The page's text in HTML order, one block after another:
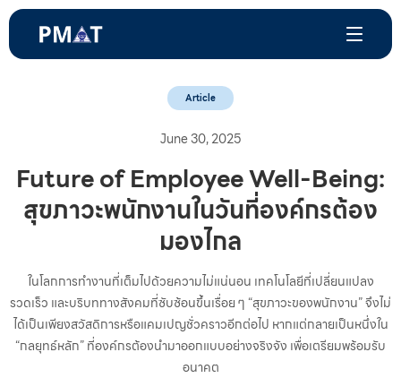
Article
June 30, 2025
Future of Employee Well-Being:
สุขภาวะพนักงานในวันที่องค์กรต้อง
มองไกล
ในโลกการทำงานที่เต็มไปด้วยความไม่แน่นอน เทคโนโลยีที่เปลี่ยนแปลง
รวดเร็ว และบริบททางสังคมที่ซับซ้อนขึ้นเรื่อย ๆ “สุขภาวะของพนักงาน” จึงไม่
ได้เป็นเพียงสวัสดิการหรือแคมเปญชั่วคราวอีกต่อไป หากแต่กลายเป็นหนึ่งใน
“กลยุทธ์หลัก” ที่องค์กรต้องนำมาออกแบบอย่างจริงจัง เพื่อเตรียมพร้อมรับ
อนาคต